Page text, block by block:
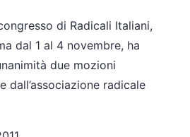
di Radicali Italiani,
dal 1 al 4 novembre, ha
due mozioni
dall’associazione radicale